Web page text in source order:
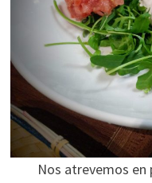
Nos atrevemos en